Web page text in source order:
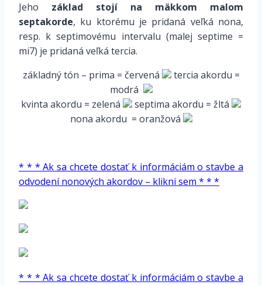
Jeho základ stojí na mäkkom malom
septakorde, ku ktorému je pridaná veľká nona,
resp. k septimovému intervalu (malej septime =
mi7) je pridaná veľká tercia.
základný tón – prima = červená tercia akordu =
modrá
kvinta akordu = zelená septima akordu = žltá
nona akordu = oranžová
* * * Ak sa chcete dostať k informáciám ostavbe a
odvodení nonových akordov – klikni sem * * *
* * * Ak sa chcete dostať k informáciám ostavbe a